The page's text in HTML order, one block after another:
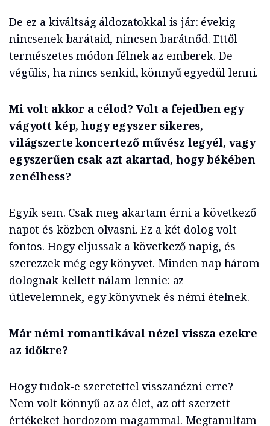
De ez a kiváltság áldozatokkal is jár: évekig
nincsenek barátaid, nincsen barátnőd. Ettől
természetes módon félnek az emberek. De
végülis, ha nincs senkid, könnyű egyedül lenni.
Mi volt akkor a célod? Volt a fejedben egy
vágyott kép, hogy egyszer sikeres,
világszerte koncertező művész legyél, vagy
egyszerűen csak azt akartad, hogy békében
zenélhess?
Egyik sem. Csak meg akartam érni a következő
napot és közben olvasni. Ez a két dolog volt
fontos. Hogy eljussak a következő napig, és
szerezzek még egy könyvet. Minden nap három
dolognak kellett nálam lennie: az
útlevelemnek, egy könyvnek és némi ételnek.
Már némi romantikával nézel vissza ezekre
az időkre?
Hogy tudok-e szeretettel visszanézni erre?
Nem volt könnyű az az élet, az ott szerzett
értékeket hordozom magammal. Megtanultam